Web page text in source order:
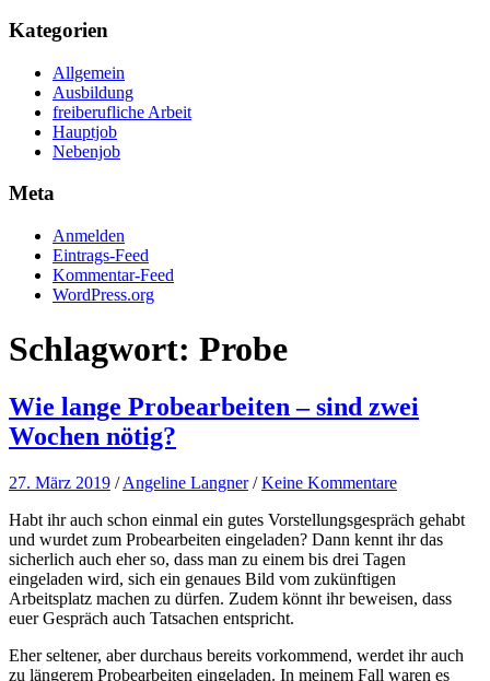
Kategorien
Allgemein
Ausbildung
freiberufliche Arbeit
Hauptjob
Nebenjob
Meta
Anmelden
Eintrags-Feed
Kommentar-Feed
WordPress.org
Schlagwort: Probe
Wie lange Probearbeiten – sind zwei
Wochen nötig?
27. März 2019 /Angeline Langner /Keine Kommentare
Habt ihr auch schon einmal ein gutes Vorstellungsgespräch gehabt
und wurdet zum Probearbeiten eingeladen? Dann kennt ihr das
sicherlich auch eher so, dass man zu einem bis drei Tagen
eingeladen wird, sich ein genaues Bild vom zukünftigen
Arbeitsplatz machen zu dürfen. Zudem könnt ihr beweisen, dass
euer Gespräch auch Tatsachen entspricht.
Eher seltener, aber durchaus bereits vorkommend, werdet ihr auch
zu längerem Probearbeiten eingeladen. In meinem Fall waren es